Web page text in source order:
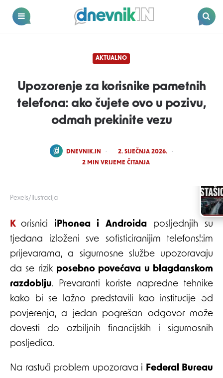
Dnevnik.in
Pexels/Ilustracija
AKTUALNO
Upozorenje za korisnike pametnih
telefona: ako čujete ovo u pozivu,
odmah prekinite vezu
POSTED
DNEVNIK.IN
2. SIJEČNJA 2026.
2 MIN VRIJEME ČITANJA
Korisnici iPhonea i Androidaposljednjih su
tjedana izloženi sve sofisticiranijim telefonskim
prijevarama, a sigurnosne službe upozoravaju
da se rizik posebno povećava u blagdanskom
razdoblju. Prevaranti koriste napredne tehnike
kako bi se lažno predstavili kao institucije od
povjerenja, a jedan pogrešan odgovor može
dovesti do ozbiljnih financijskih i sigurnosnih
posljedica.
Na rastući problem upozorava i Federal Bureau